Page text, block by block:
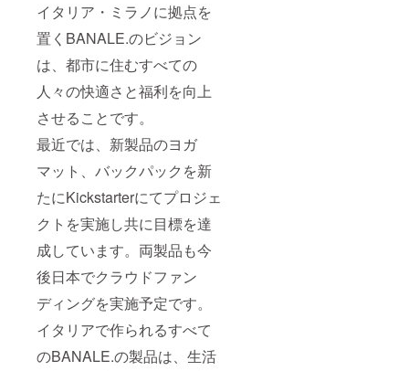
イタリア・ミラノに拠点を
置くBANALE.のビジョン
は、都市に住むすべての
人々の快適さと福利を向上
させることです。
最近では、新製品のヨガ
マット、バックパックを新
たにKickstarterにてプロジェ
クトを実施し共に目標を達
成しています。両製品も今
後日本でクラウドファン
ディングを実施予定です。
イタリアで作られるすべて
のBANALE.の製品は、生活